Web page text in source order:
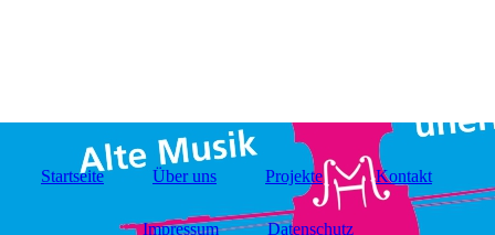
Startseite Über uns Projekte Kontakt
Impressum Datenschutz